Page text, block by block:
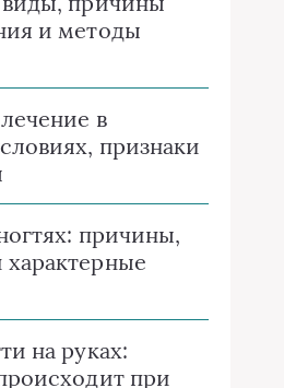
и методы
в
признаки
причины,
на руках:
при